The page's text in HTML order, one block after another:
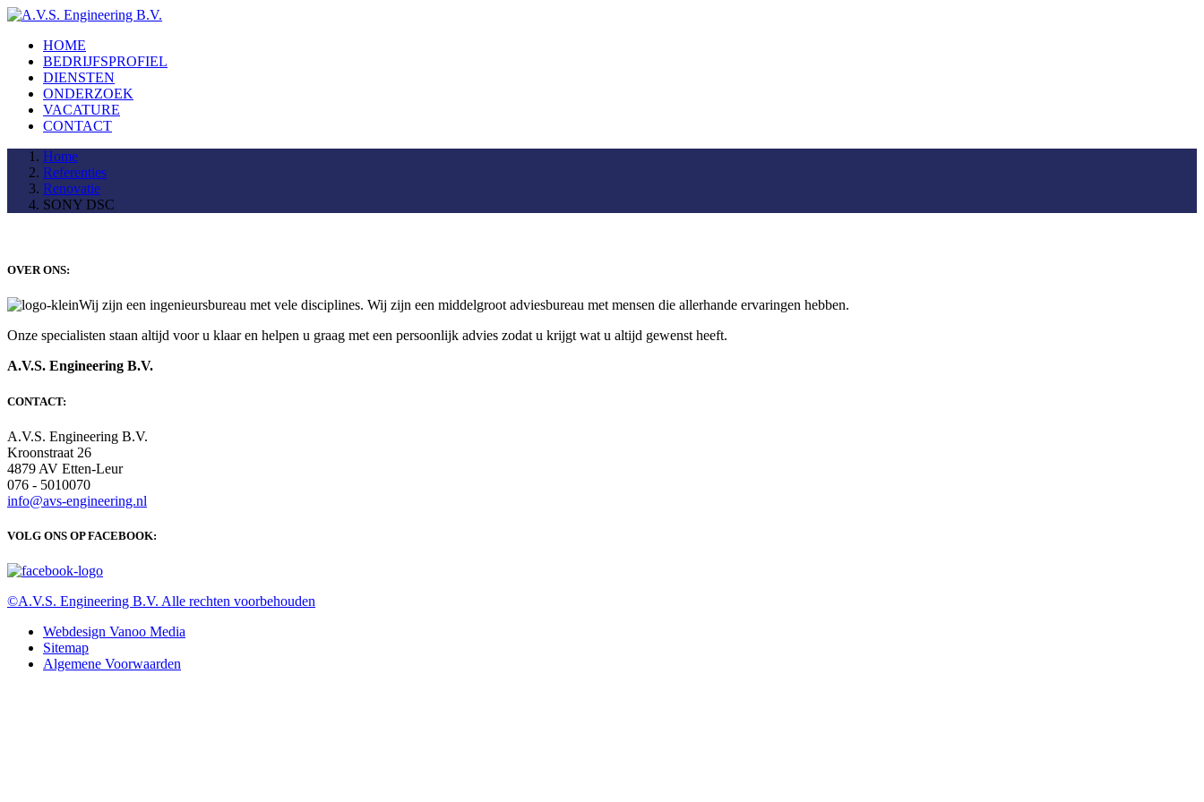
HOME
BEDRIJFSPROFIEL
DIENSTEN
ONDERZOEK
VACATURE
CONTACT
Home
Referenties
Renovatie
SONY DSC
OVER ONS:
Wij zijn een ingenieursbureau met vele disciplines. Wij zijn een middelgroot adviesbureau met mensen die allerhande ervaringen hebben.
Onze specialisten staan altijd voor u klaar en helpen u graag met een persoonlijk advies zodat u krijgt wat u altijd gewenst heeft.
A.V.S. Engineering B.V.
CONTACT:
A.V.S. Engineering B.V.
Kroonstraat 26
4879 AV Etten-Leur
076 - 5010070
info@avs-engineering.nl
VOLG ONS OP FACEBOOK:
©A.V.S. Engineering B.V. Alle rechten voorbehouden
Webdesign Vanoo Media
Sitemap
Algemene Voorwaarden